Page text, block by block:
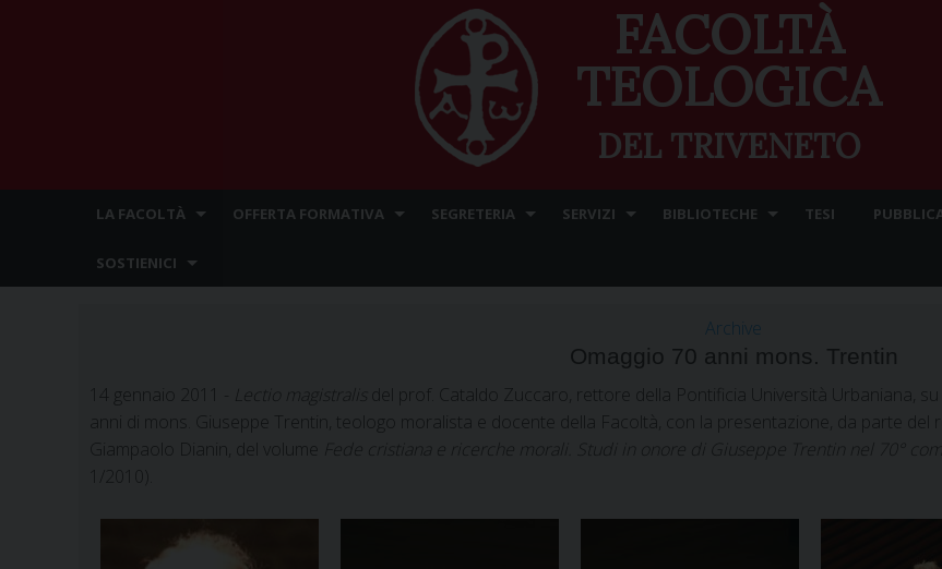
FACOLTÀ
TEOLOGICA
DEL TRIVENETO
LA FACOLTÀ OFFERTA FORMATIVA SEGRETERIA SERVIZI BIBLIOTECHE TESI
SOSTIENICI
Archive
Omaggio 70 anni mons. Trentin
14 gennaio 2011 - Lectio magistralis del prof. Cataldo Zuccaro, rettore della Pontificia Università Urbaniana, su
anni di mons. Giuseppe Trentin, teologo moralista e docente della Facoltà, con la presentazione, da parte del
Giampaolo Dianin, del volume
Fede cristiana e ricerche morali. Studi in onore di Giuseppe Trentin nel 70°